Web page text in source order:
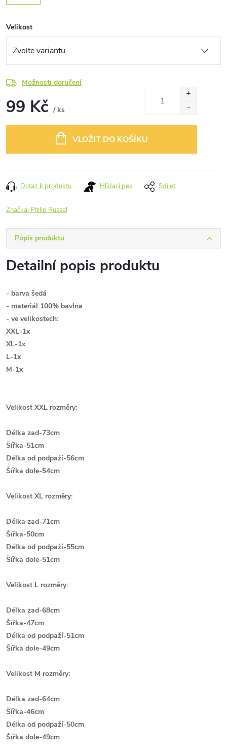
Velikost
Možnosti doručení
99 Kč / ks
VLOŽIT DO KOŠÍKU
Dotaz k produktu Hlídací pes Sdílet
Značka: Philip Russel
Popis produktu
Detailní popis produktu
- barva šedá
- materiál 100% bavlna
- ve velikostech:
XXL-1x
XL-1x
L-1x
M-1x
Velikost XXL rozměry:
Délka zad-73cm
Šířka-51cm
Délka od podpaží-56cm
Šířka dole-54cm
Velikost XL rozměry:
Délka zad-71cm
Šířka-50cm
Délka od podpaží-55cm
Šířka dole-51cm
Velikost L rozměry:
Délka zad-68cm
Šířka-47cm
Délka od podpaží-51cm
Šířka dole-49cm
Velikost M rozměry:
Délka zad-64cm
Šířka-46cm
Délka od podpaží-50cm
Šířka dole-49cm